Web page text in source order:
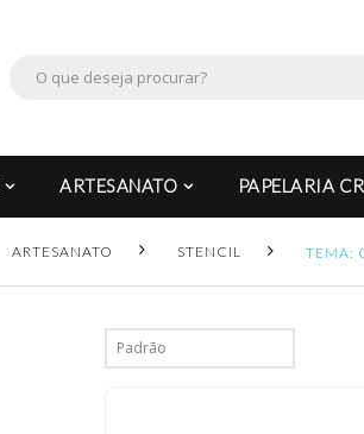
ARTESANATO PAPELARIA
ARTESANATO STENCIL TEMA: